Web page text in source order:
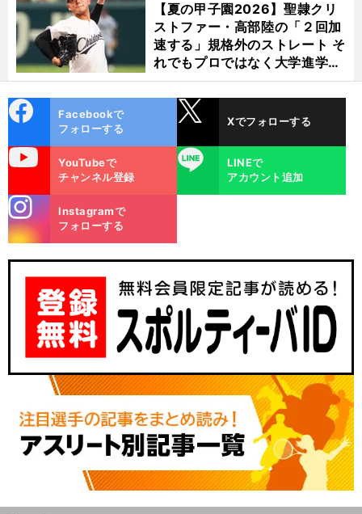
【夏の甲子園2026】聖隷クリ
ストファー・高部陸の「２回加
速する」規格外のストレート そ
れでもプロではなく大学進学を
選ぶ理由
ok
Facebookで
フォローする
Xでフォローする
YouTubeで
チャンネル登録
LINE
LINEで
アカウント追加
m
Instagramで
フォローする